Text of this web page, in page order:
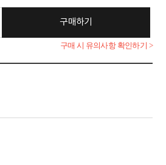
구매하기
구매 시 유의사항 확인하기 >